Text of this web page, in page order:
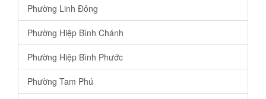
Phường Linh Đông
Phường Hiệp Bình Chánh
Phường Hiệp Bình Phước
Phường Tam Phú